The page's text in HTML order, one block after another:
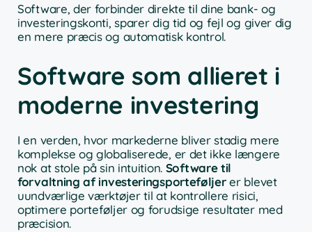
Software, der forbinder direkte til dine bank- og
investeringskonti, sparer dig tid og fejl og giver dig
en mere præcis og automatisk kontrol.
Software som allieret i
moderne investering
I en verden, hvor markederne bliver stadig mere
komplekse og globaliserede, er det ikke længere
nok at stole på sin intuition. Software til
forvaltning af investeringsporteføljerer blevet
uundværlige værktøjer til at kontrollere risici,
optimere porteføljer og forudsige resultater med
præcision.